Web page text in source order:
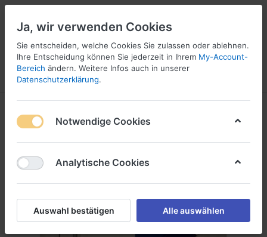
Menü Anmelden
16
Ja, wir verwenden Cookies
Sie entscheiden, welche Cookies Sie zulassen oder ablehnen.
Ihre Entscheidung können Sie jederzeit in Ihrem My-Account-
Bereich ändern. Weitere Infos auch in unserer
Datenschutzerklärung.
Notwendige Cookies
Analytische Cookies
Auswahl bestätigen Alle auswählen